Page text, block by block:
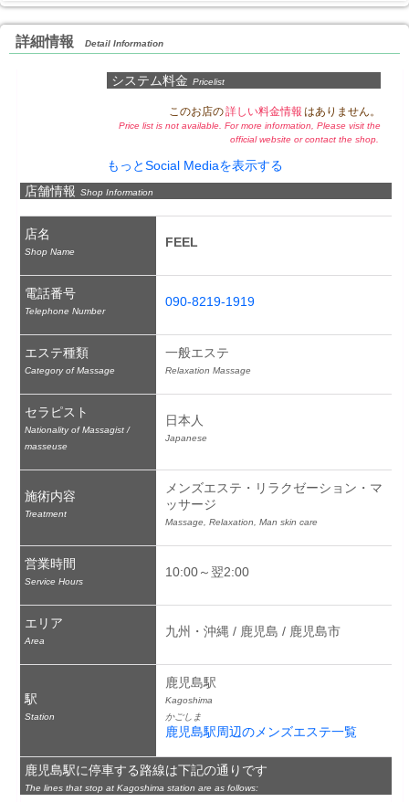
詳細情報 Detail Information
システム料金 Pricelist
このお店の詳しい料金情報 はありません。
Price list is not available. For more information, Please visit the
official website or contact the shop.
もっとSocial Mediaを表示する
店舗情報 Shop Information
店名
Shop Name
FEEL
電話番号
Telephone Number
090-8219-1919
エステ種類
Category of Massage
一般エステ
Relaxation Massage
セラピスト
Nationality of Massagist /
masseuse
日本人
Japanese
施術内容
Treatment
メンズエステ・リラクゼーション・マ
ッサージ
Massage, Relaxation, Man skin care
営業時間
Service Hours
10:00～翌2:00
エリア
Area
九州・沖縄 / 鹿児島 / 鹿児島市
駅
Station
鹿児島駅
Kagoshima
かごしま
鹿児島駅周辺のメンズエステ一覧
鹿児島駅に停車する路線は下記の通りです
The lines that stop at Kagoshima station are as follows: